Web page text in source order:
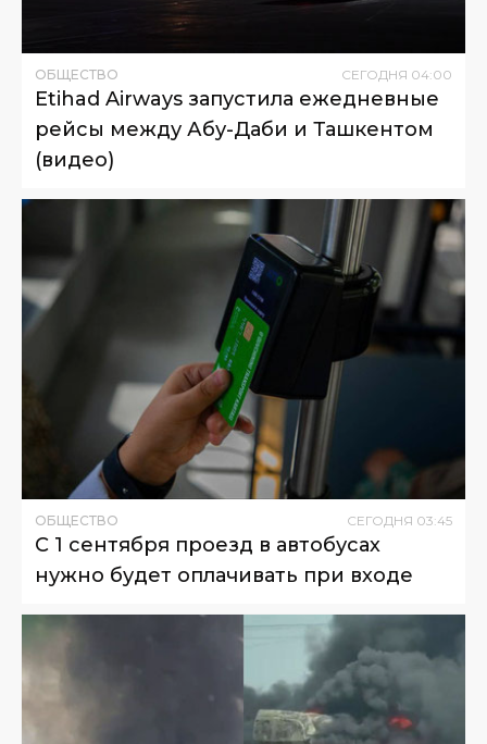
ОБЩЕСТВО СЕГОДНЯ 04:00
Etihad Airways запустила ежедневные
рейсы между Абу-Даби и Ташкентом
(видео)
ОБЩЕСТВО СЕГОДНЯ 03:45
С 1 сентября проезд в автобусах
нужно будет оплачивать при входе